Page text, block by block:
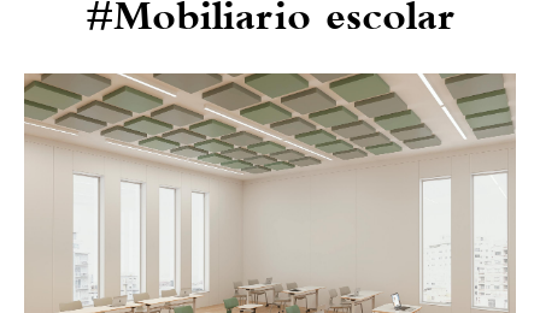
#Mobiliario escolar